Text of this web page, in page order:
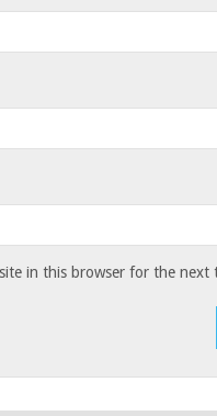
in this browser for the next